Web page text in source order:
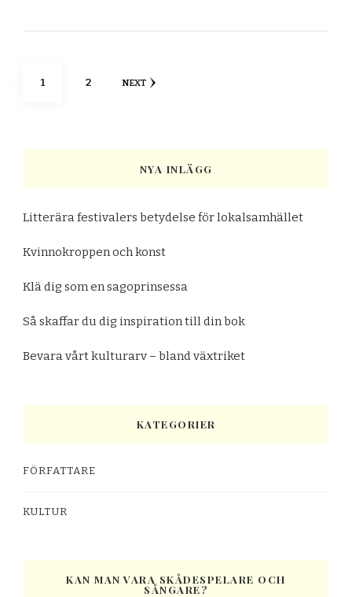
Sidnumrering
PAGE
1 PAGE
2 NEXT
NYA INLÄGG
Litterära festivalers betydelse för lokalsamhället
Kvinnokroppen och konst
Klä dig som en sagoprinsessa
Så skaffar du dig inspiration till din bok
Bevara vårt kulturarv – bland växtriket
KATEGORIER
FÖRFATTARE
KULTUR
KAN MAN VARA SKÅDESPELARE OCH
SÅNGARE?